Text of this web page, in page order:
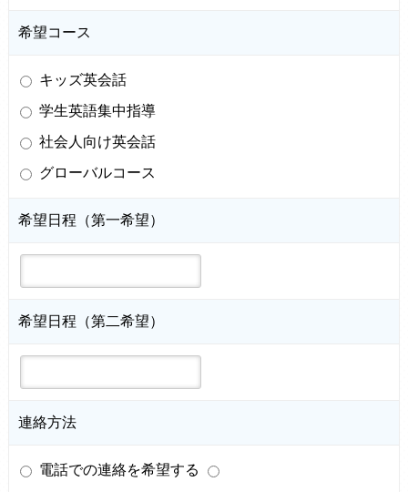
希望コース
キッズ英会話
学生英語集中指導
社会人向け英会話
グローバルコース
希望日程（第一希望）
希望日程（第二希望）
連絡方法
電話での連絡を希望する